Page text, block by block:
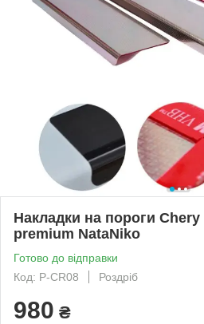
Накладки на пороги
premium NataNiko
Готово до відправки
Код: P-CR08
Роздріб
980 ₴